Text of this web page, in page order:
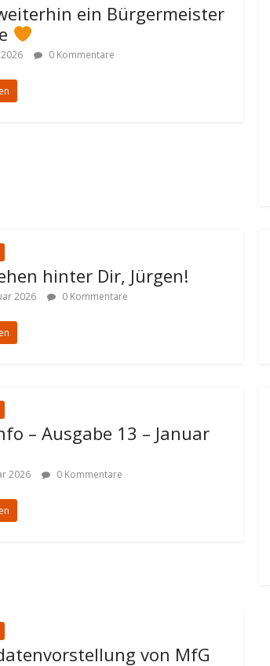
ein Bürgermeister
0 Kommentare
hinter Dir, Jürgen!
2026 0 Kommentare
– Ausgabe 13 – Januar
2026 0 Kommentare
von MfG